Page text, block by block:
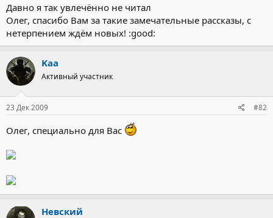
Давно я так увлечённо не читал
Олег, спасибо Вам за такие замечательные рассказы, с
нетерпением ждём новых! :good:
Kaa
Активный участник
23 Дек 2009 #82
Олег, специально для Вас
Невский